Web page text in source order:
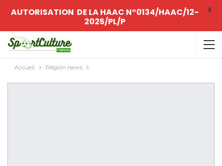
Accueil Région news
AUTORISATION DE LA HAAC N°0134/HAAC/12-
2025/PL/P
X